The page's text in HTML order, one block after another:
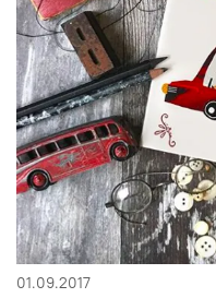
01.09.2017